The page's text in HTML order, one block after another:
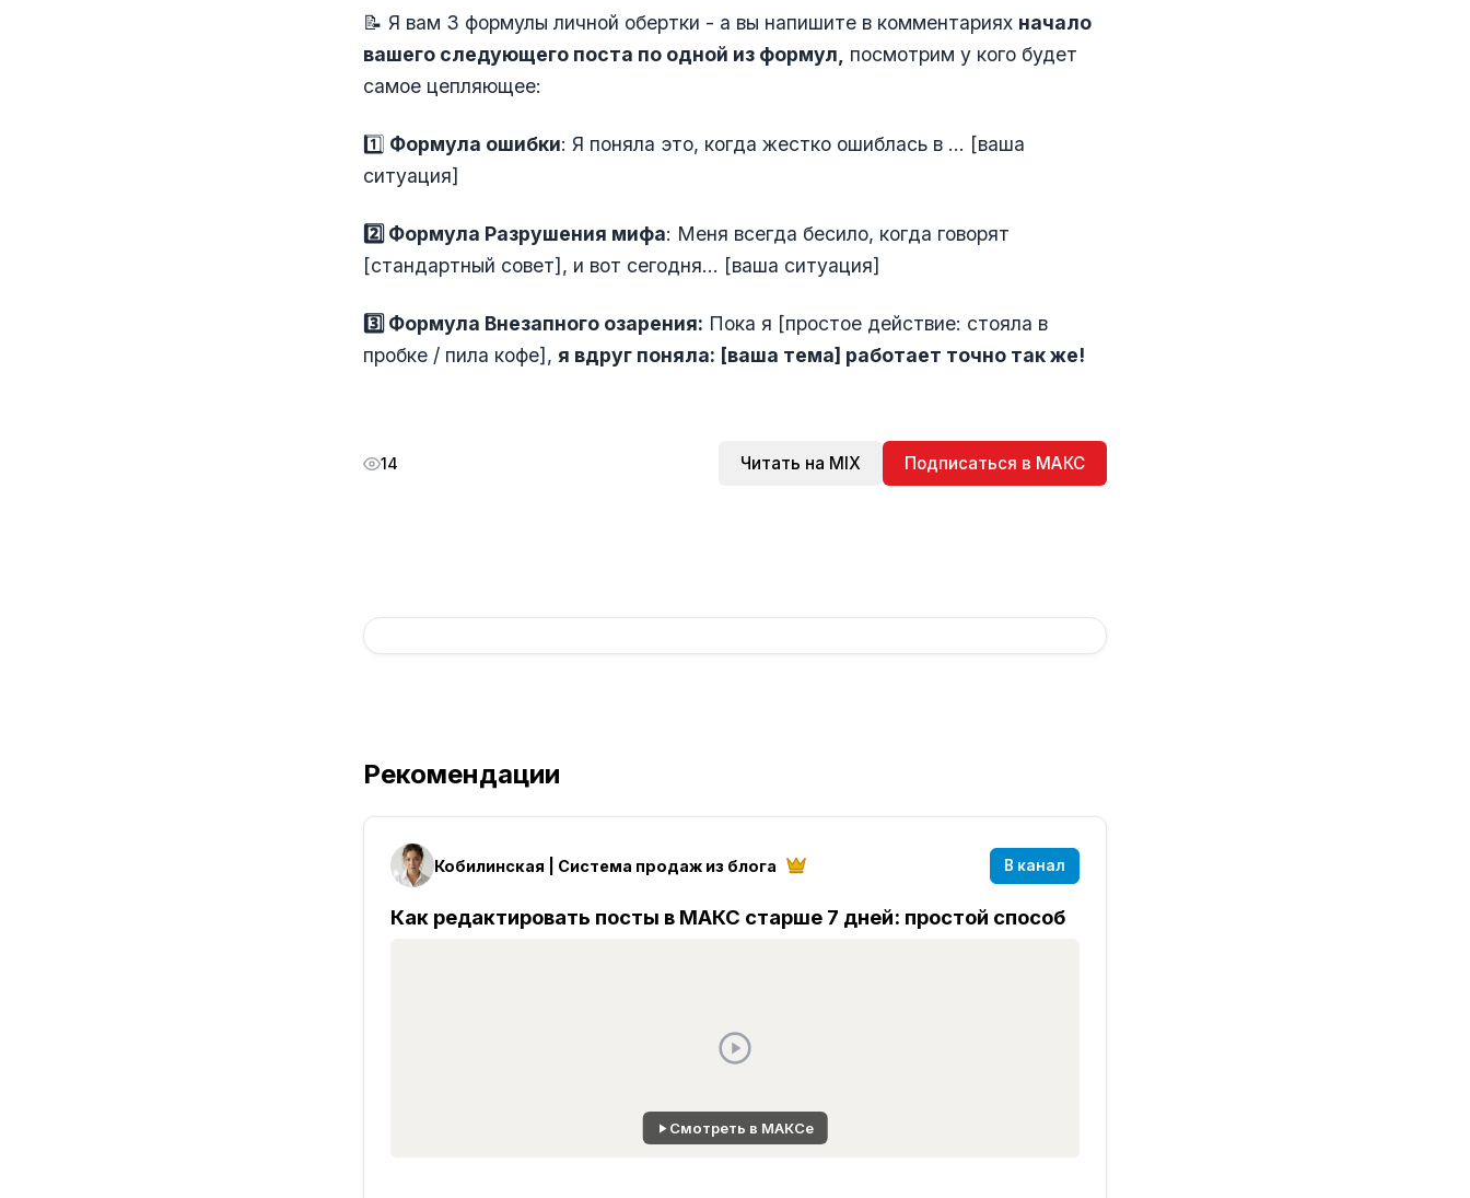
📝 Я вам 3 формулы личной обертки - а вы напишите в комментариях начало
вашего следующего поста по одной из формул,
посмотрим у кого будет
самое цепляющее:
1️⃣ Формула ошибки: Я поняла это, когда жестко ошиблась в ... [ваша
ситуация]
2️⃣ Формула Разрушения мифа: Меня всегда бесило, когда говорят
[стандартный совет], и вот сегодня... [ваша ситуация]
3️⃣ Формула Внезапного озарения: Пока я [простое действие: стояла в
пробке / пила кофе], я вдруг поняла: [ваша тема] работает точно так же!
14 Читать на MIX Подписаться в МАКС
Рекомендации
Кобилинская | Система продаж из блога В канал
Как редактировать посты в МАКС старше 7 дней: простой способ
Смотреть в МАКСе